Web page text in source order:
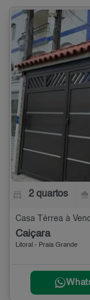
2 quartos
Casa Térrea à
Caiçara
Litoral - Praia Grande